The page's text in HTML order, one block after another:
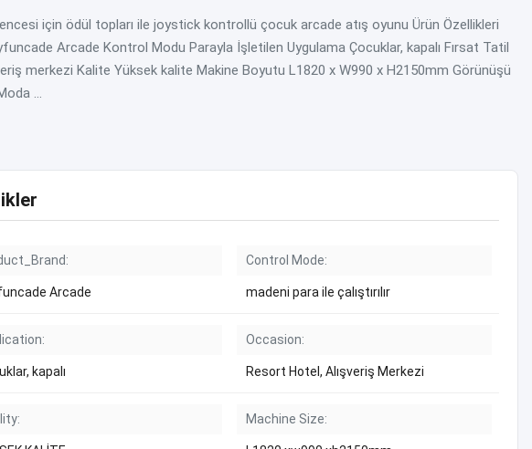
için ödül topları ile joystick kontrollü çocuk arcade atış oyunu Ürün Özellikleri
Arcade Kontrol Modu Parayla İşletilen Uygulama Çocuklar, kapalı Fırsat Tatil
merkezi Kalite Yüksek kalite Makine Boyutu L1820 x W990 x H2150mm Görünüşü
...
Arcade
Control Mode:
madeni para ile çalıştırılır
kapalı
Occasion:
Resort Hotel, Alışveriş Merkezi
Machine Size: